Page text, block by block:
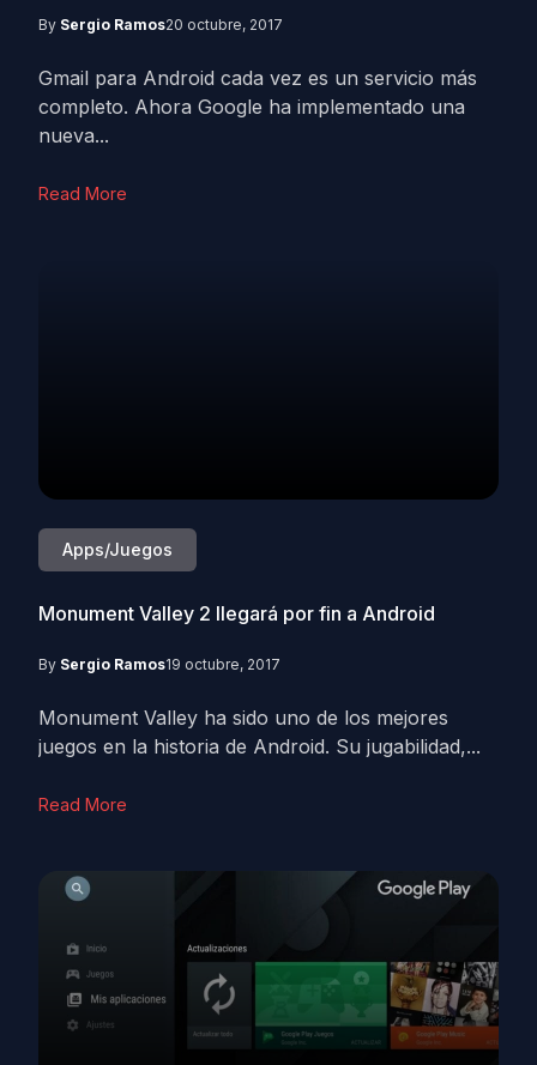
By Sergio Ramos20 octubre, 2017
Gmail para Android cada vez es un servicio más
completo. Ahora Google ha implementado una
nueva...
Read More
Apps/Juegos
Monument Valley 2 llegará por fin a Android
By Sergio Ramos19 octubre, 2017
Monument Valley ha sido uno de los mejores
juegos en la historia de Android. Su jugabilidad,...
Read More